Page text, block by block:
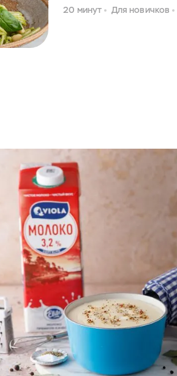
20 минут Для новичков